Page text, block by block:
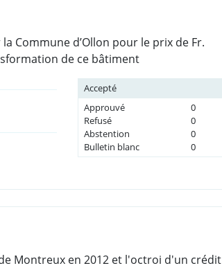
Commune d’Ollon pour le prix de Fr.
de ce bâtiment
Accepté
Approuvé
0
Refusé
0
Abstention
0
Bulletin blanc
0
Montreux en 2012 et l'octroi d'un crédit